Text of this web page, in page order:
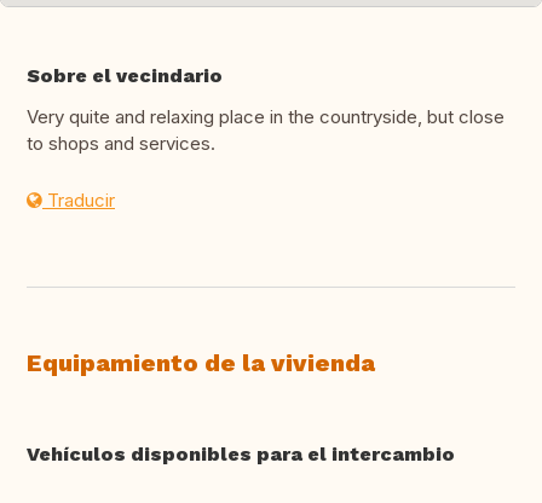
Sobre el vecindario
Very quite and relaxing place in the countryside, but close
to shops and services.
Traducir
Equipamiento de la vivienda
Vehículos disponibles para el intercambio